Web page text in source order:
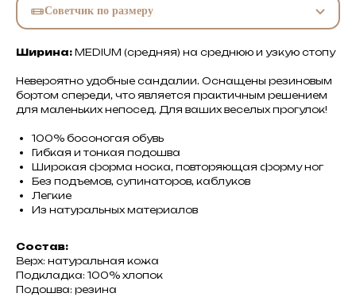
Советчик по размеру
Ширина: MEDIUM (средняя) на среднюю и узкую стопу
Невероятно удобные сандалии. Оснащены резиновым
бортом спереди, что является практичным решением
для маленьких непосед. Для ваших веселых прогулок!
100% босоногая обувь
Гибкая и тонкая подошва
Широкая форма носка, повторяющая форму ног
Без подъемов, супинаторов, каблуков
Легкие
Из натуральных материалов
Состав:
Верх: натуральная кожа
Подкладка: 100% хлопок
Подошва: резина